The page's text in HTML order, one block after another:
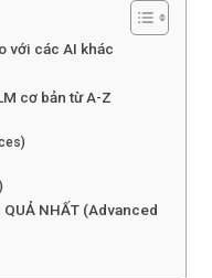
với các AI khác
cơ bản từ A-Z
NHẤT (Advanced